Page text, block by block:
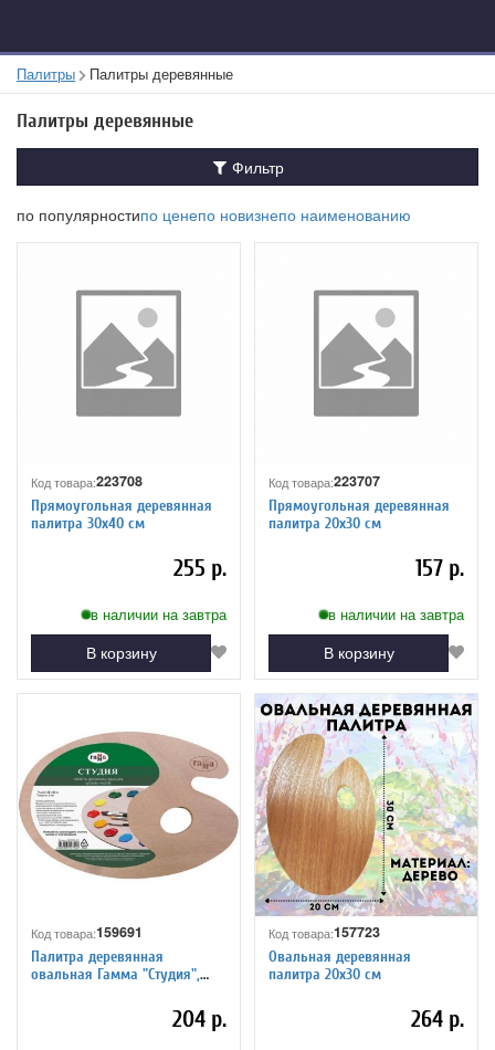
Палитры Палитры деревянные
Палитры деревянные
Фильтр
по популярностипо ценепо новизнепо наименованию
Код товара:223708
Прямоугольная деревянная
палитра 30х40 см
255 р.
в наличии на завтра
В корзину
Код товара:223707
Прямоугольная деревянная
палитра 20х30 см
157 р.
в наличии на завтра
В корзину
Код товара:159691
Палитра деревянная
овальная Гамма "Студия",
204 р.
Код товара:157723
Овальная деревянная
палитра 20х30 см
264 р.